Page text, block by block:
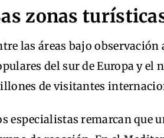
zonas
las áreas bajo
del sur de Europa y el
de visitantes
especialistas remarcan que